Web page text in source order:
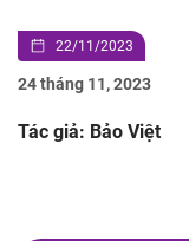
22/11/2023
24 tháng 11, 2023
Tác giả: Bảo Việt